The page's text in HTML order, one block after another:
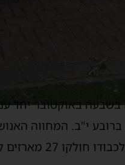
באוקטובר יחד עם